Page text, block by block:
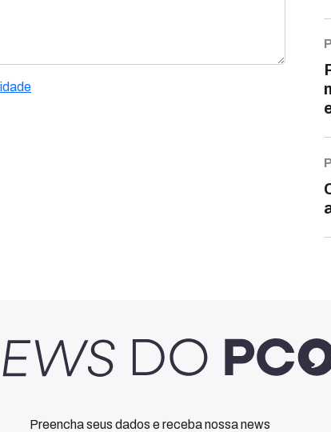
Preencha seus dados e receba nossa news